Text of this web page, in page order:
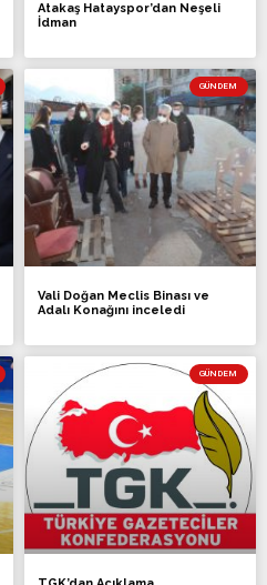
Atakaş Hatayspor’dan Neşeli
İdman
GÜNDEM
Vali Doğan Meclis Binası ve
Adalı Konağını inceledi
GÜNDEM